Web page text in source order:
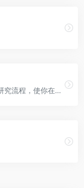
Elicit是一款语言模型工具，它能自动化你的研究流程，使你在进行文献回顾时得心应手。